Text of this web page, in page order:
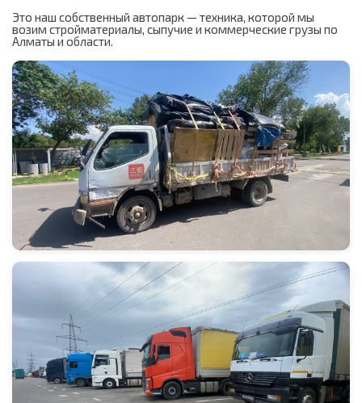
Это наш собственный автопарк — техника, которой мы
возим стройматериалы, сыпучие и коммерческие грузы по
Алматы и области.